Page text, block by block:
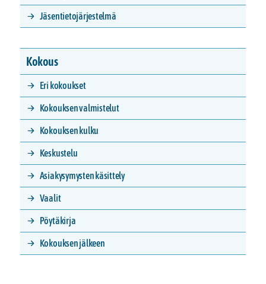
Jäsentietojärjestelmä
Kokous
Eri kokoukset
Kokouksen valmistelut
Kokouksen kulku
Keskustelu
Asiakysymysten käsittely
Vaalit
Pöytäkirja
Kokouksen jälkeen